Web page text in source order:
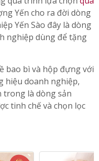
Yến cho ra đời dòng
Yến Sào đây là dòng
nghiệp dùng để tặng
bao bì và hộp đựng với
hiệu doanh nghiệp,
là dòng sản
tinh chế và chọn lọc